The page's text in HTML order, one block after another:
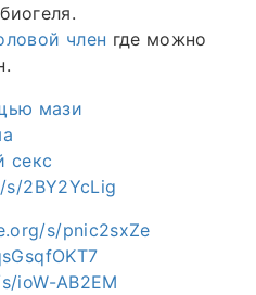
член где можно
мази
секс
2BY2YcLig
s/pnic2sxZe
ioW-AB2EM